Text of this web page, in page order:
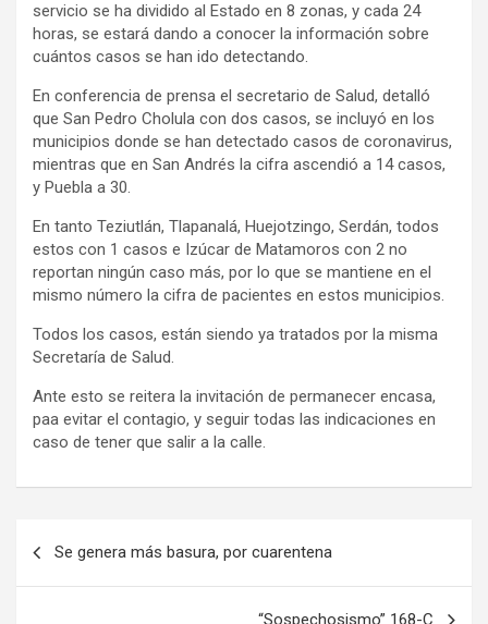
servicio se ha dividido al Estado en 8 zonas, y cada 24
horas, se estará dando a conocer la información sobre
cuántos casos se han ido detectando.
En conferencia de prensa el secretario de Salud, detalló
que San Pedro Cholula con dos casos, se incluyó en los
municipios donde se han detectado casos de coronavirus,
mientras que en San Andrés la cifra ascendió a 14 casos,
y Puebla a 30.
En tanto Teziutlán, Tlapanalá, Huejotzingo, Serdán, todos
estos con 1 casos e Izúcar de Matamoros con 2 no
reportan ningún caso más, por lo que se mantiene en el
mismo número la cifra de pacientes en estos municipios.
Todos los casos, están siendo ya tratados por la misma
Secretaría de Salud.
Ante esto se reitera la invitación de permanecer encasa,
paa evitar el contagio, y seguir todas las indicaciones en
caso de tener que salir a la calle.
Se genera más basura, por cuarentena
“Sospechosismo” 168-C